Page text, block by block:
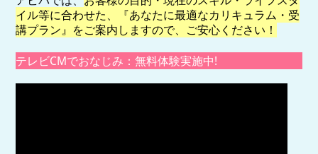
イル等に合わせた、『あなたに最適なカリキュラム・受
講プラン』をご案内しますので、ご安心ください！
テレビCMでおなじみ：無料体験実施中!